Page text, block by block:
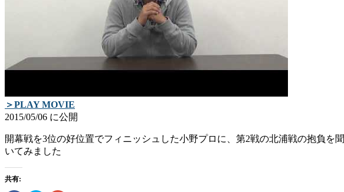
＞PLAY MOVIE
2015/05/06 に公開
開幕戦を3位の好位置でフィニッシュした小野プロに、第2戦の北浦戦の抱負を聞
いてみ­ました
共有: